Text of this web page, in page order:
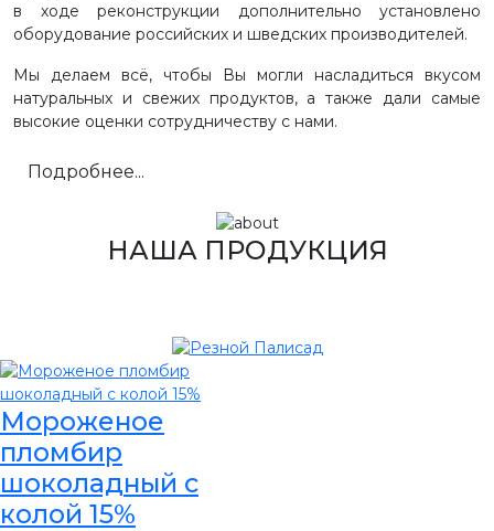
в ходе реконструкции дополнительно установлено
оборудование российских и шведских производителей.
Мы делаем всё, чтобы Вы могли насладиться вкусом
натуральных и свежих продуктов, а также дали самые
высокие оценки сотрудничеству с нами.
Подробнее...
НАША ПРОДУКЦИЯ
Мороженое
пломбир
шоколадный с
колой 15%